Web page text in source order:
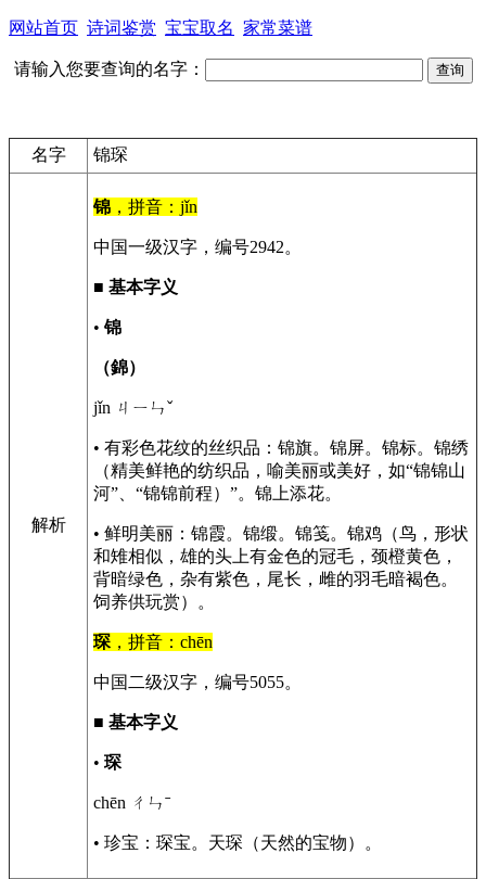
网站首页 诗词鉴赏 宝宝取名 家常菜谱
请输入您要查询的名字：
名字 锦琛
解析
锦 ，拼音：jǐn
中国一级汉字，编号2942。
■ 基本字义
• 锦
（錦）
jǐn ㄐㄧㄣˇ
• 有彩色花纹的丝织品：锦旗。锦屏。锦标。锦绣
（精美鲜艳的纺织品，喻美丽或美好，如“锦锦山
河”、“锦锦前程）”。锦上添花。
• 鲜明美丽：锦霞。锦缎。锦笺。锦鸡（鸟，形状
和雉相似，雄的头上有金色的冠毛，颈橙黄色，
背暗绿色，杂有紫色，尾长，雌的羽毛暗褐色。
饲养供玩赏）。
琛 ，拼音：chēn
中国二级汉字，编号5055。
■ 基本字义
• 琛
chēn ㄔㄣˉ
• 珍宝：琛宝。天琛（天然的宝物）。